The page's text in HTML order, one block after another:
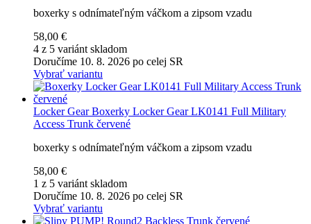
boxerky s odnímateľným váčkom a zipsom vzadu
58,00 €
4 z 5 variánt skladom
Doručíme 10. 8. 2026 po celej SR
Vybrať variantu
Locker Gear Boxerky Locker Gear LK0141 Full Military
Access Trunk červené
boxerky s odnímateľným váčkom a zipsom vzadu
58,00 €
1 z 5 variánt skladom
Doručíme 10. 8. 2026 po celej SR
Vybrať variantu